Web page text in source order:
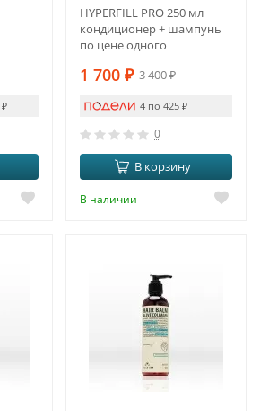
₽
HYPERFILL PRO 250 мл
кондиционер + шампунь
по цене одного
1 700 ₽ 3 400₽
4 по 425 ₽
0
В корзину
В наличии